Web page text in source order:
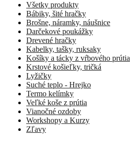
Všetky produkty
Bábiky, šité hračky
Brošne, náramky, náušnice
Darčekové poukážky
Drevené hračky
Kabelky, tašky, ruksaky
Košíky a tácky z vŕbového prútia
Krstové košieľky, tričká
Lyžičky
Suché teplo - Hrejko
Termo kelímky
Veľké koše z prútia
Vianočné ozdoby
Workshopy a Kurzy
Zľavy